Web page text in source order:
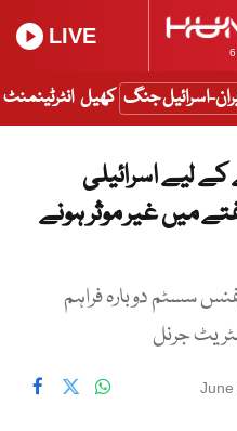
LIVE
اسرائیل جنگ کھیل انٹرٹینمنٹ
کے لیے اسرائیلی
میں غیر موثر ہونے
سسٹم دوبارہ فراہم
جرنل
June